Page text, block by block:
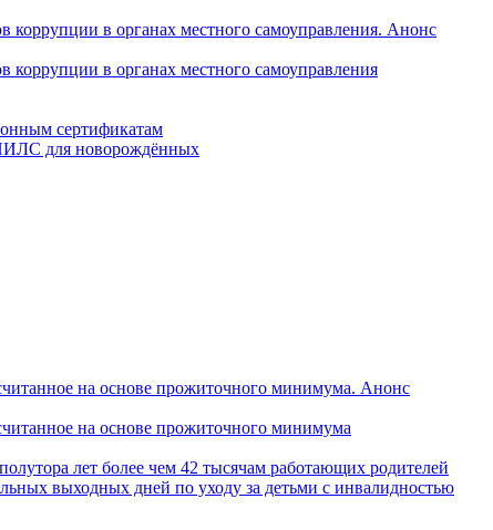
в органах местного самоуправления. Анонс
в органах местного самоуправления
сертификатам
для новорождённых
на основе прожиточного минимума. Анонс
на основе прожиточного минимума
лет более чем 42 тысячам работающих родителей
выходных дней по уходу за детьми с инвалидностью